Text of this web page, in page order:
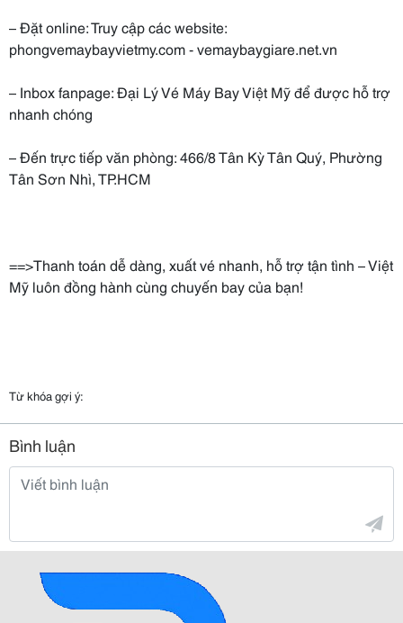
– Đặt online: Truy cập các website:
phongvemaybayvietmy.com - vemaybaygiare.net.vn
– Inbox fanpage: Đại Lý Vé Máy Bay Việt Mỹ để được hỗ trợ
nhanh chóng
– Đến trực tiếp văn phòng: 466/8 Tân Kỳ Tân Quý, Phường
Tân Sơn Nhì, TP.HCM
==>Thanh toán dễ dàng, xuất vé nhanh, hỗ trợ tận tình – Việt
Mỹ luôn đồng hành cùng chuyến bay của bạn!
Từ khóa gợi ý:
Bình luận